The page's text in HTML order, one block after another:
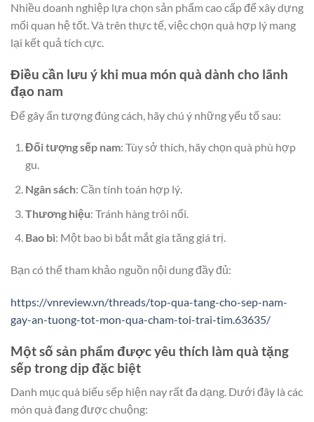
Nhiều doanh nghiệp lựa chọn sản phẩm cao cấp để xây dựng
mối quan hệ tốt. Và trên thực tế, việc chọn quà hợp lý mang
lại kết quả tích cực.
Điều cần lưu ý khi mua món quà dành cho lãnh
đạo nam
Để gây ấn tượng đúng cách, hãy chú ý những yếu tố sau:
Đối tượng sếp nam: Tùy sở thích, hãy chọn quà phù hợp
gu.
Ngân sách: Cần tính toán hợp lý.
Thương hiệu: Tránh hàng trôi nổi.
Bao bì: Một bao bì bắt mắt gia tăng giá trị.
Bạn có thể tham khảo nguồn nội dung đầy đủ:
https://vnreview.vn/threads/top-qua-tang-cho-sep-nam-
gay-an-tuong-tot-mon-qua-cham-toi-trai-tim.63635/
Một số sản phẩm được yêu thích làm quà tặng
sếp trong dịp đặc biệt
Danh mục quà biếu sếp hiện nay rất đa dạng. Dưới đây là các
món quà đang được chuộng: